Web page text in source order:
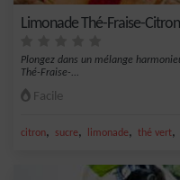
Limonade Thé-Fraise-
Plongez dans un mélange
Thé-Fraise-...
Facile
citron, sucre, limonade, thé vert,